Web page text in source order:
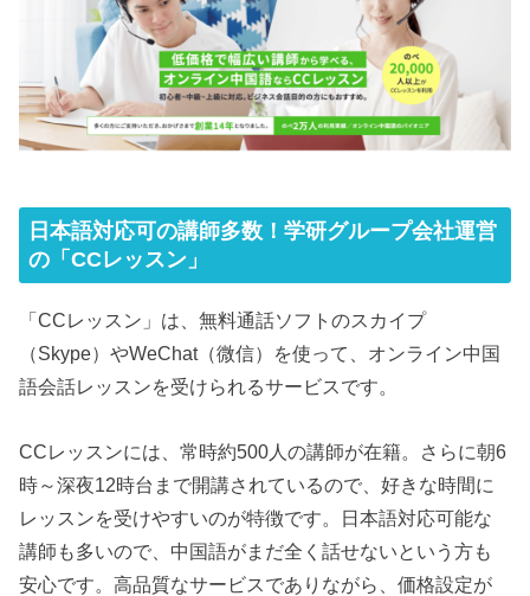
日本語対応可の講師多数！学研グループ会社運営
の「CCレッスン」
「CCレッスン」は、無料通話ソフトのスカイプ
（Skype）やWeChat（微信）を使って、オンライン中国
語会話レッスンを受けられるサービスです。
CCレッスンには、常時約500人の講師が在籍。さらに朝6
時～深夜12時台まで開講されているので、好きな時間に
レッスンを受けやすいのが特徴です。日本語対応可能な
講師も多いので、中国語がまだ全く話せないという方も
安心です。高品質なサービスでありながら、価格設定が